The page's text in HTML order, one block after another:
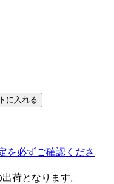
を必ずご確認くださ
荷となります。